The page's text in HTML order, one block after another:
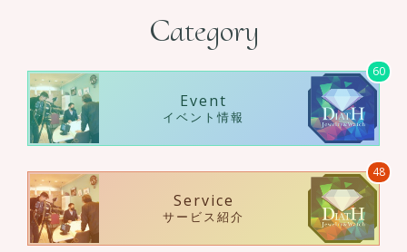
Category
Event
イベント情報
60
Service
サービス紹介
48